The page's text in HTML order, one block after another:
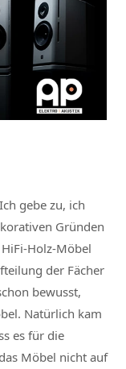
gebe zu, ich
Gründen
Holz-Möbel
der Fächer
bewusst,
Natürlich kam
es für die
Möbel nicht auf